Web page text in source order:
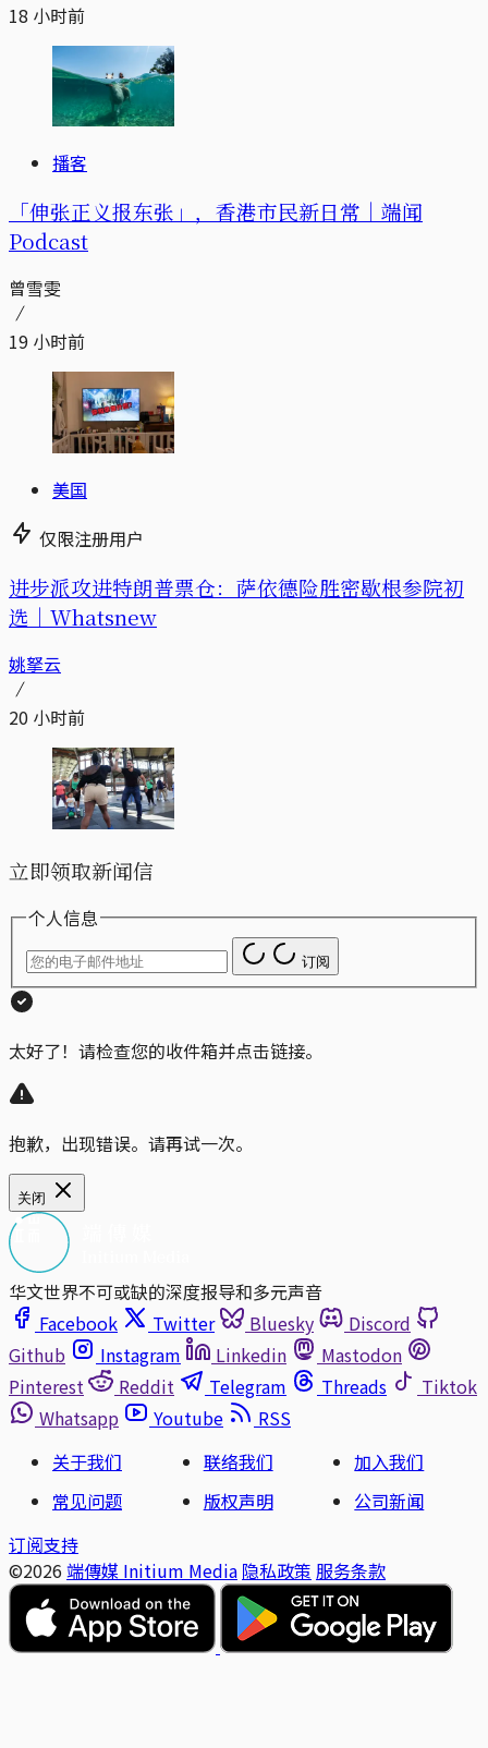
18 小时前
播客
「伸张正义报东张」，香港市民新日常｜端闻
Podcast
曾雪雯
19 小时前
美国
仅限注册用户
进步派攻进特朗普票仓：萨依德险胜密歇根参院初
选｜Whatsnew
姚拏云
20 小时前
立即领取新闻信
个人信息
订阅
太好了！请检查您的收件箱并点击链接。
抱歉，出现错误。请再试一次。
关闭
华文世界不可或缺的深度报导和多元声音
Facebook
Twitter Bluesky
Discord
Github
Instagram Linkedin
Mastodon
Pinterest
Reddit Telegram Threads
Tiktok
Whatsapp
Youtube
RSS
关于我们
联络我们
加入我们
常见问题
版权声明
公司新闻
订阅支持
©2026 端傳媒 Initium Media 隐私政策 服务条款